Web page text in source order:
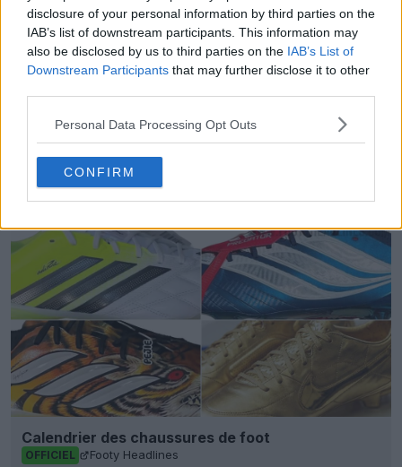
disclosure of your personal information by third parties on the
IAB’s list of downstream participants. This information may
also be disclosed by us to third parties on the IAB’s List of
Downstream Participants that may further disclose it to other
Personal Data Processing Opt Outs
CONFIRM
bonne idée de repousser l'annonce officielle jusqu'à
son 18e anniversaire ? Dis-le-nous dans les
commentaires ci-dessous.
FC Barcelona Kit Watch
Partager
Calendrier des chaussures de foot
OFFICIEL Footy Headlines